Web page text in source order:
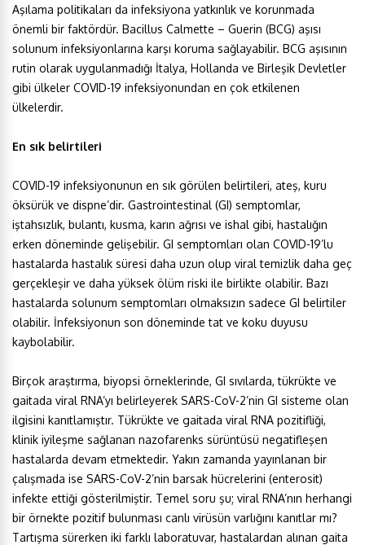
Aşılama politikaları da infeksiyona yatkınlık ve korunmada
önemli bir faktördür. Bacillus Calmette – Guerin (BCG) aşısı
solunum infeksiyonlarına karşı koruma sağlayabilir. BCG aşısının
rutin olarak uygulanmadığı İtalya, Hollanda ve Birleşik Devletler
gibi ülkeler COVID-19 infeksiyonundan en çok etkilenen
ülkelerdir.
En sık belirtileri
COVID-19 infeksiyonunun en sık görülen belirtileri, ateş, kuru
öksürük ve dispne’dir. Gastrointestinal (GI) semptomlar,
iştahsızlık, bulantı, kusma, karın ağrısı ve ishal gibi, hastalığın
erken döneminde gelişebilir. GI semptomları olan COVID-19’lu
hastalarda hastalık süresi daha uzun olup viral temizlik daha geç
gerçekleşir ve daha yüksek ölüm riski ile birlikte olabilir. Bazı
hastalarda solunum semptomları olmaksızın sadece GI belirtiler
olabilir. İnfeksiyonun son döneminde tat ve koku duyusu
kaybolabilir.
Birçok araştırma, biyopsi örneklerinde, GI sıvılarda, tükrükte ve
gaitada viral RNA’yı belirleyerek SARS-CoV-2’nin GI sisteme olan
ilgisini kanıtlamıştır. Tükrükte ve gaitada viral RNA pozitifliği,
klinik iyileşme sağlanan nazofarenks sürüntüsü negatifleşen
hastalarda devam etmektedir. Yakın zamanda yayınlanan bir
çalışmada ise SARS-CoV-2’nin barsak hücrelerini (enterosit)
infekte ettiği gösterilmiştir. Temel soru şu; viral RNA’nın herhangi
bir örnekte pozitif bulunması canlı virüsün varlığını kanıtlar mı?
Tartışma sürerken iki farklı laboratuvar, hastalardan alınan gaita